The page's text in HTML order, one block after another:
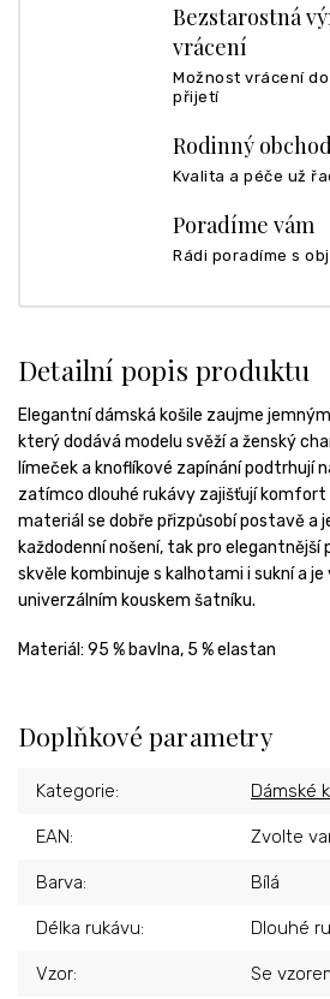
Bezstarostná
vrácení
Možnost vrácení do
přijetí
Rodinný
Kvalita a péče už
Poradíme vám
Rádi poradíme s
Detailní popis produktu
Elegantní dámská košile zaujme
který dodává modelu svěží a ženský
límeček a knoflíkové zapínání podtrhují
zatímco dlouhé rukávy zajišťují komfort
materiál se dobře přizpůsobí postavě a
každodenní nošení, tak pro elegantnější
skvěle kombinuje s kalhotami i sukní a
univerzálním kouskem šatníku.
Materiál: 95 % bavlna, 5 % elastan
Doplňkové parametry
Kategorie: Dámské
EAN: Zvolte
Barva: Bílá
Délka rukávu: Dlouhé
Vzor: Se